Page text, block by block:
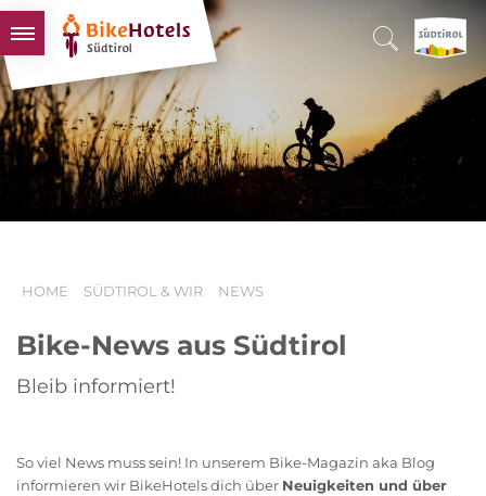
BIKEHOTELS
HOTELS & PAKETE
TOUREN & REVIERE
SÜDTIROL & WIR
HOME SÜDTIROL & WIR NEWS
Bike-News aus Südtirol
Bleib informiert!
So viel News muss sein! In unserem Bike-Magazin aka Blog
informieren wir BikeHotels dich über Neuigkeiten und über